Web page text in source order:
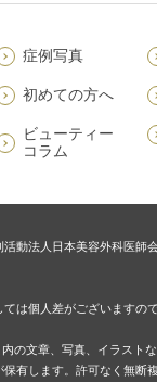
症例写真
初めての方へ
ビューティー
コラム
活動法人日本美容外科医師
は個人差がございますの
の文章、写真、イラスト
有します。許可なく無断